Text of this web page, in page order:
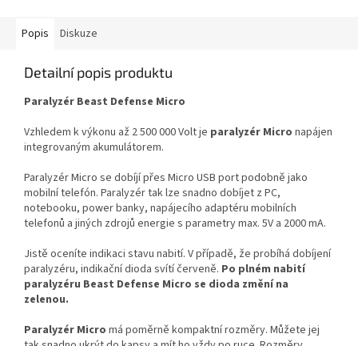
Popis Diskuze
Detailní popis produktu
Paralyzér Beast Defense Micro
Vzhledem k výkonu až 2 500 000 Volt je paralyzér Micro napájen
integrovaným akumulátorem.
Paralyzér Micro se dobíjí přes Micro USB port podobně jako
mobilní telefón. Paralyzér tak lze snadno dobíjet z PC,
notebooku, power banky, napájecího adaptéru mobilních
telefonů a jiných zdrojů energie s parametry max. 5V a 2000 mA.
Jistě oceníte indikaci stavu nabití. V případě, že probíhá dobíjení
paralyzéru, indikační dioda svítí červeně. Po plném nabití
paralyzéru Beast Defense Micro se dioda změní na
zelenou.
Paralyzér Micro má poměrně kompaktní rozměry. Můžete jej